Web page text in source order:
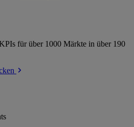
für über 1000 Märkte in über 190